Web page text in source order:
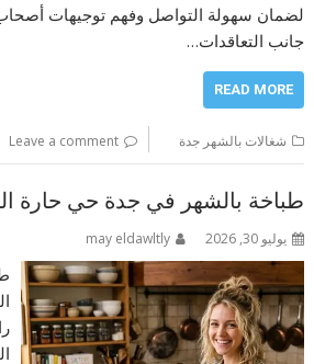
لضمان سهولة التواصل وفهم توجيهات
جانب التعاقدات…
READ MORE
شغالات بالشهر جدة Leave a comment
طباخة بالشهر في جدة حي حارة البحر
يوليو 30, 2026 may eldawltly